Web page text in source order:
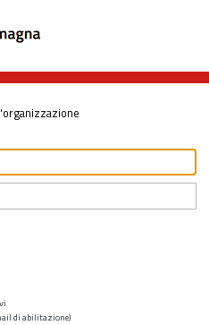
di abilitazione)